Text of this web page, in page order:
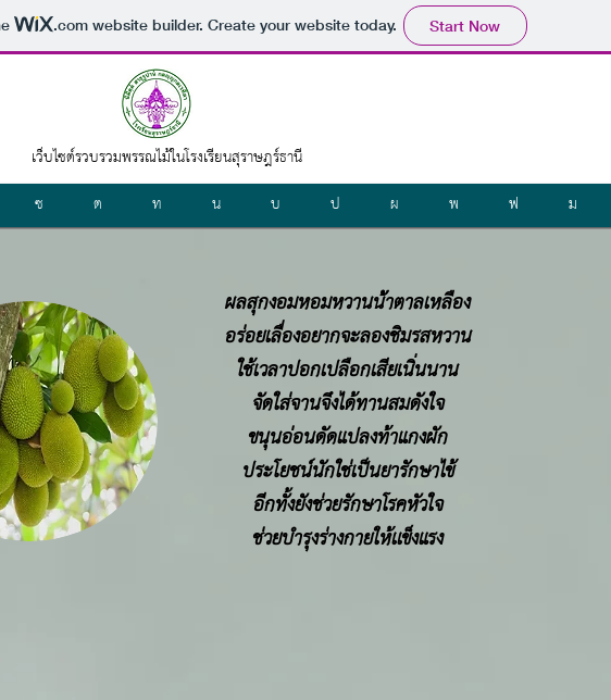
.comwebsite builder. Create your website today. Start Now
เว็บไซต์รวบรวมพรรณไม้ในโรงเรียนสุราษฎร์ธานี
ซ ต ท น บ ป ผ พ ฟ ม
ผลสุกงอมหอมหวานน้้าตาลเหลือง
อร่อยเลื่องอยากจะลองชิมรสหวาน
ใช้เวลาปอกเปลือกเสียเนิ่นนาน
จัดใส่จานจึงได้ทานสมดังใจ
ขนุนอ่อนดัดแปลงท้าแกงผัก
ประโยชน์นักใช่เป็นยารักษาไข้
อีกทั้งยังช่วยรักษาโรคหัวใจ
ช่วยบำรุงร่างกายให้เเข็งแรง